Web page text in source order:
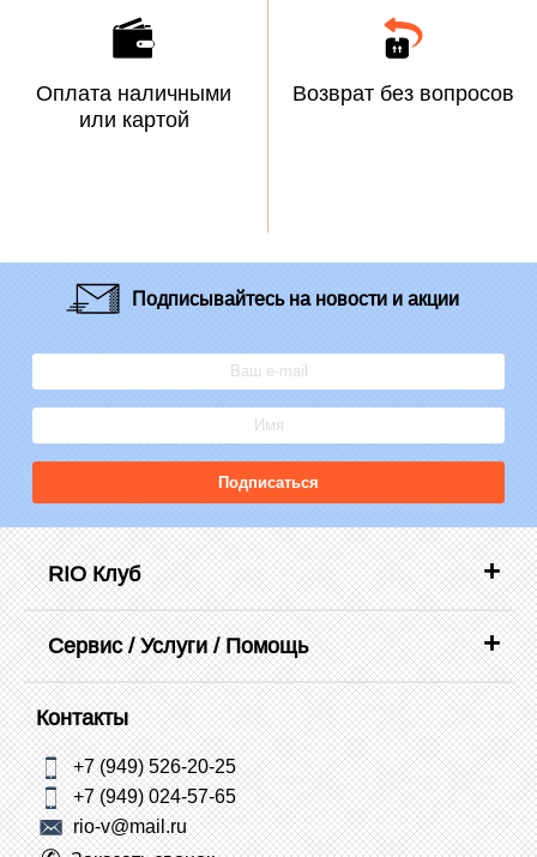
Оплата наличными
или картой
Возврат без вопросов
Подписывайтесьна новости и акции
Подписаться
RIO Клуб
Сервис / Услуги / Помощь
Контакты
+7 (949) 526-20-25
+7 (949) 024-57-65
rio-v@mail.ru